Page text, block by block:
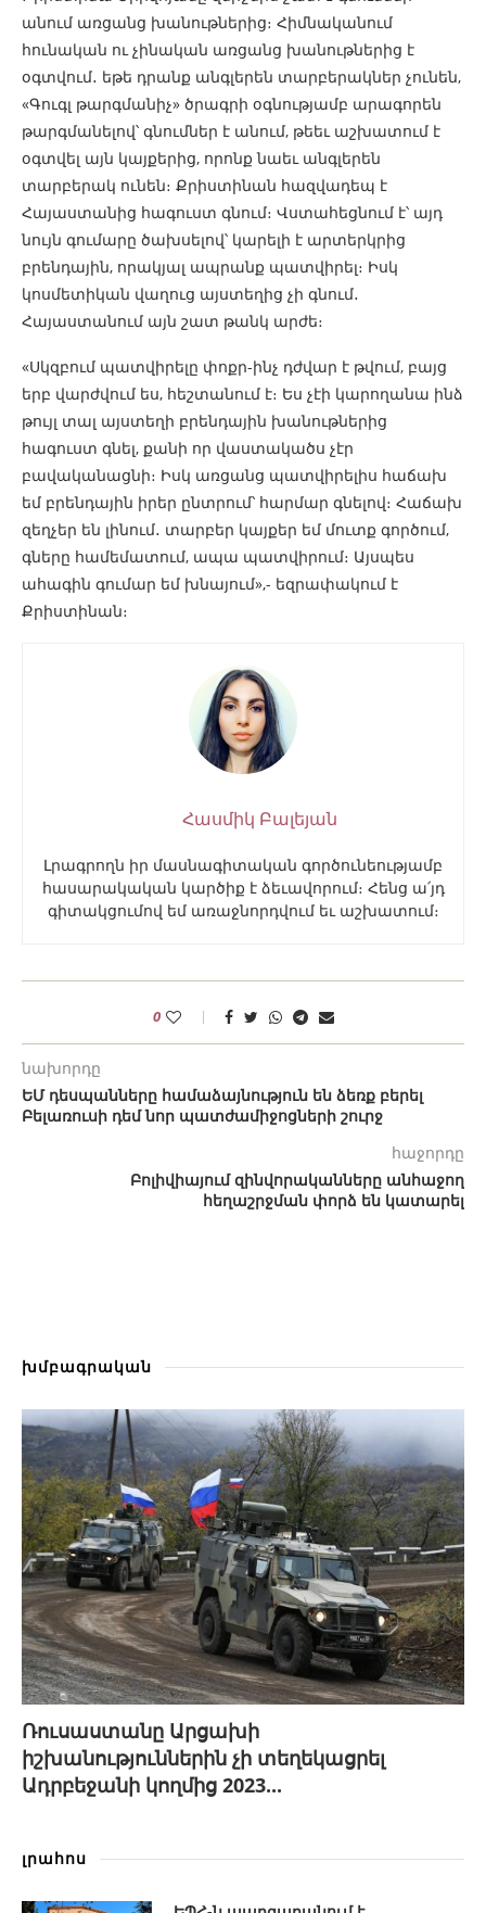
անում առցանց խանութներից։ Հիմնականում
հունական ու չինական առցանց խանութներից է
օգտվում․ եթե դրանք անգլերեն տարբերակներ չունեն,
«Գուգլ թարգմանիչ» ծրագրի օգնությամբ արագորեն
թարգմանելով՝ գնումներ է անում, թեեւ աշխատում է
օգտվել այն կայքերից, որոնք նաեւ անգլերեն
տարբերակ ունեն։ Քրիստինան հազվադեպ է
Հայաստանից հագուստ գնում։ Վստահեցնում է՝ այդ
նույն գումարը ծախսելով՝ կարելի է արտերկրից
բրենդային, որակյալ ապրանք պատվիրել։ Իսկ
կոսմետիկան վաղուց այստեղից չի գնում․
Հայաստանում այն շատ թանկ արժե։
«Սկզբում պատվիրելը փոքր-ինչ դժվար է թվում, բայց
երբ վարժվում ես, հեշտանում է։ Ես չէի կարողանա ինձ
թույլ տալ այստեղի բրենդային խանութներից
հագուստ գնել, քանի որ վաստակածս չէր
բավականացնի։ Իսկ առցանց պատվիրելիս հաճախ
եմ բրենդային իրեր ընտրում՝ հարմար գնելով։ Հաճախ
զեղչեր են լինում․ տարբեր կայքեր եմ մուտք գործում,
գները համեմատում, ապա պատվիրում։ Այսպես
ահագին գումար եմ խնայում»,- եզրափակում է
Քրիստինան։
Հասմիկ Բալեյան
Լրագրողն իր մասնագիտական գործունեությամբ
հասարակական կարծիք է ձեւավորում։ Հենց ա՛յդ
գիտակցումով եմ առաջնորդվում եւ աշխատում։
0
նախորդը
ԵՄ դեսպանները համաձայնություն են ձեռք բերել
Բելառուսի դեմ նոր պատժամիջոցների շուրջ
հաջորդը
Բոլիվիայում զինվորականները անհաջող
հեղաշրջման փորձ են կատարել
խմբագրական
Ռուսաստանը Արցախի
իշխանություններին չի տեղեկացրել
Ադրբեջանի կողմից 2023...
լրահոս